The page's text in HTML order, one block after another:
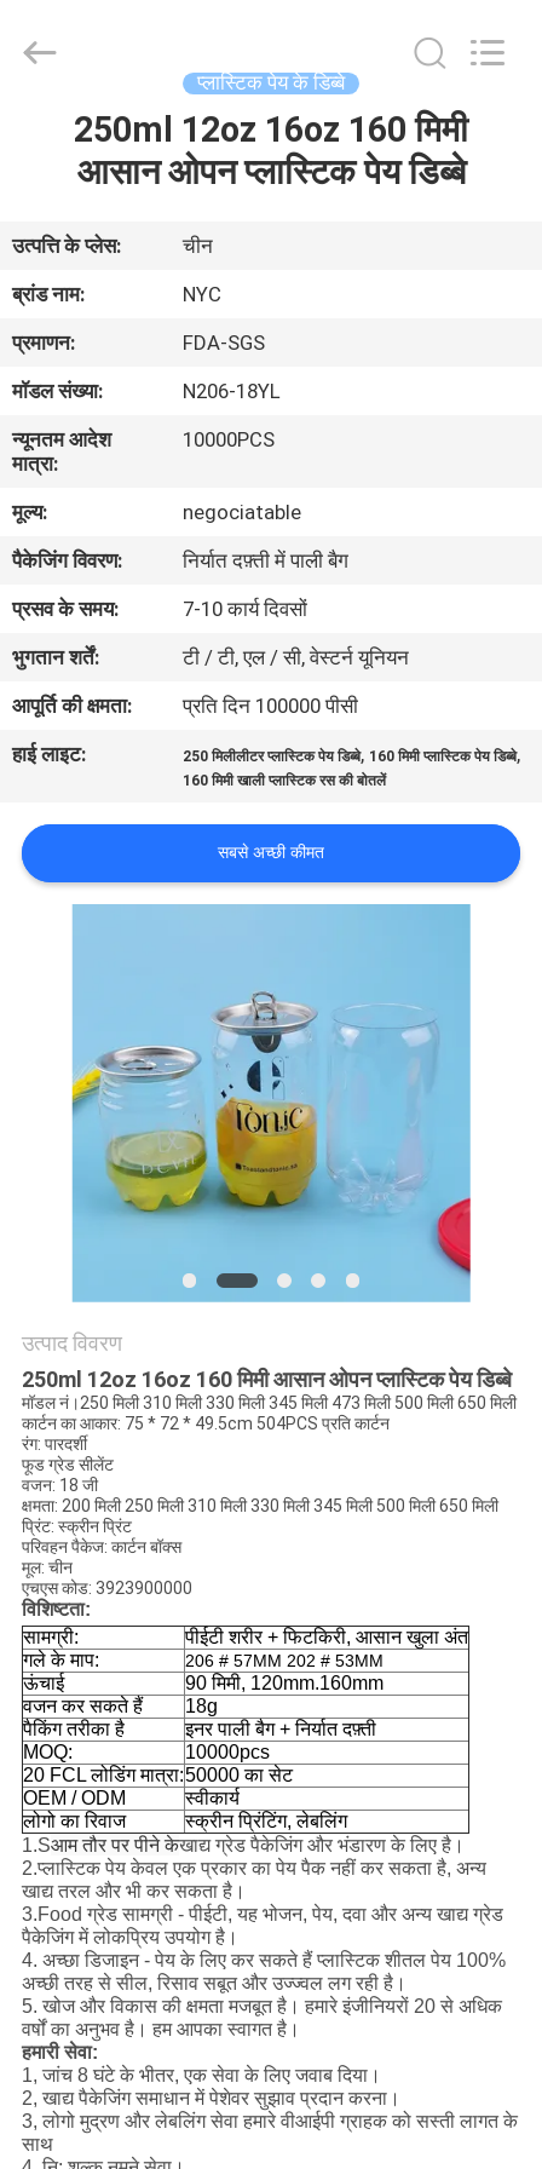
हमारे
बारे
कारखाना
गुणवत्ता
नियंत्रण
संपर्क
करें
मामलों
PRIVACY
POLICY
Products
Co.,Ltd..
प्लास्टिक पेय के डिब्बे
250ml 12oz 16oz 160 मिमी
आसान ओपन प्लास्टिक पेय डिब्बे
उत्पत्ति के प्लेस:
चीन
ब्रांड नाम:
NYC
प्रमाणन:
FDA-SGS
मॉडल संख्या:
N206-18YL
न्यूनतम आदेश
मात्रा:
10000PCS
मूल्य:
negociatable
पैकेजिंग विवरण:
निर्यात दफ़्ती में पाली बैग
प्रसव के समय:
7-10 कार्य दिवसों
भुगतान शर्तें:
टी / टी, एल / सी, वेस्टर्न यूनियन
आपूर्ति की क्षमता:
प्रति दिन 100000 पीसी
हाई लाइट:
250 मिलीलीटर प्लास्टिक पेय डिब्बे, 160 मिमी प्लास्टिक पेय डिब्बे,
160 मिमी खाली प्लास्टिक रस की बोतलें
सबसे अच्छी कीमत
उत्पाद विवरण
250ml 12oz 16oz 160 मिमी आसान ओपन प्लास्टिक पेय डिब्बे
मॉडल नं।250 मिली 310 मिली 330 मिली 345 मिली 473 मिली 500 मिली 650 मिली
कार्टन का आकार: 75 * 72 * 49.5cm 504PCS प्रति कार्टन
रंग: पारदर्शी
फूड ग्रेड सीलेंट
वजन: 18 जी
क्षमता: 200 मिली 250 मिली 310 मिली 330 मिली 345 मिली 500 मिली 650 मिली
प्रिंट: स्क्रीन प्रिंट
परिवहन पैकेज: कार्टन बॉक्स
मूल: चीन
एचएस कोड: 3923900000
विशिष्टता:
सामग्री:
पीईटी शरीर + फिटकिरी, आसान खुला अंत
गले के माप:
206 # 57MM 202 # 53MM
ऊंचाई
90 मिमी, 120mm.160mm
वजन कर सकते हैं
18g
पैकिंग तरीका है
इनर पाली बैग + निर्यात दफ़्ती
MOQ:
10000pcs
20 FCL लोडिंग मात्रा:50000 का सेट
OEM / ODM
स्वीकार्य
लोगो का रिवाज
स्क्रीन प्रिंटिंग, लेबलिंग
1.Sआम तौर पर पीने केखाद्य ग्रेड पैकेजिंग और भंडारण के लिए है।
2.प्लास्टिक पेय केवल एक प्रकार का पेय पैक नहीं कर सकता है, अन्य
खाद्य तरल और भी कर सकता है।
3.Food ग्रेड सामग्री - पीईटी, यह भोजन, पेय, दवा और अन्य खाद्य ग्रेड
पैकेजिंग में लोकप्रिय उपयोग है।
4. अच्छा डिजाइन - पेय के लिए कर सकते हैं प्लास्टिक शीतल पेय 100%
अच्छी तरह से सील, रिसाव सबूत और उज्ज्वल लग रही है।
5. खोज और विकास की क्षमता मजबूत है। हमारे इंजीनियरों 20 से अधिक
वर्षों का अनुभव है। हम आपका स्वागत है।
हमारी सेवा:
1, जांच 8 घंटे के भीतर, एक सेवा के लिए जवाब दिया।
2, खाद्य पैकेजिंग समाधान में पेशेवर सुझाव प्रदान करना।
3, लोगो मुद्रण और लेबलिंग सेवा हमारे वीआईपी ग्राहक को सस्ती लागत के
साथ